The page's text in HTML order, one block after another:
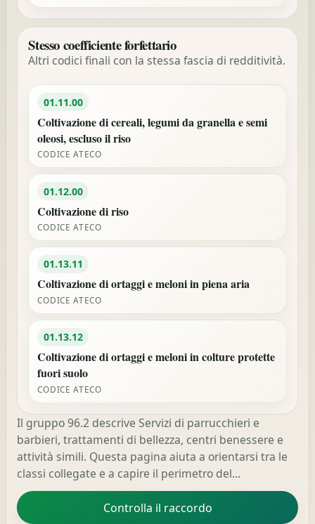
Stesso coefficiente forfettario
Altri codici finali con la stessa fascia di redditività.
01.11.00
Coltivazione di cereali, legumi da granella e semi
oleosi, escluso il riso
CODICE ATECO
01.12.00
Coltivazione di riso
CODICE ATECO
01.13.11
Coltivazione di ortaggi e meloni in piena aria
CODICE ATECO
01.13.12
Coltivazione di ortaggi e meloni in colture protette
fuori suolo
CODICE ATECO
Il gruppo 96.2 descrive Servizi di parrucchieri e
barbieri, trattamenti di bellezza, centri benessere e
attività simili. Questa pagina aiuta a orientarsi tra le
classi collegate e a capire il perimetro del...
Controlla il raccordo